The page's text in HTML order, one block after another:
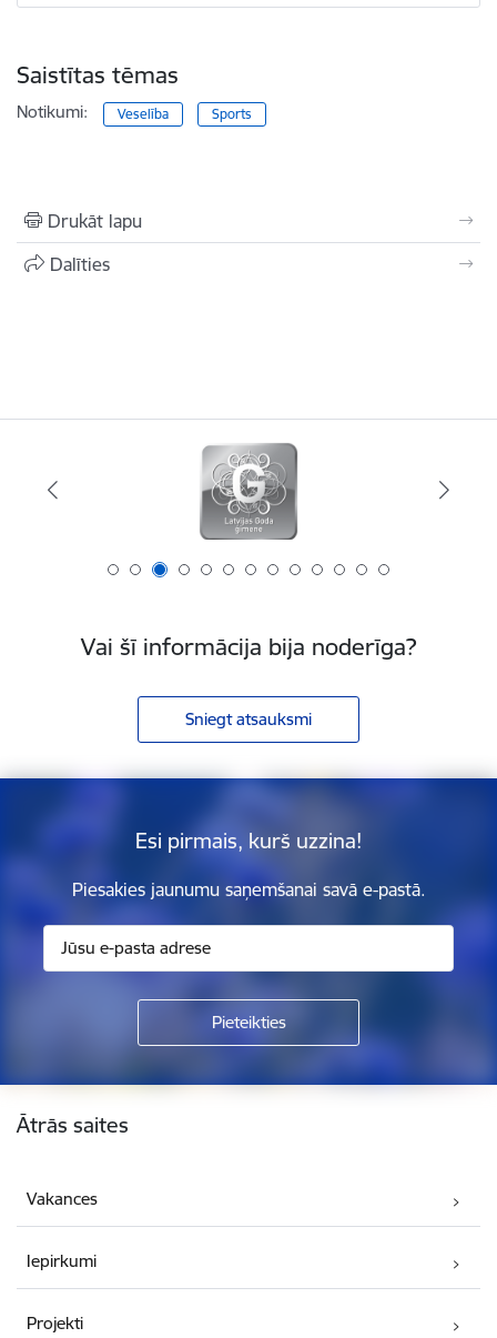
Saistītas tēmas
Notikumi: Veselība Sports
Drukāt lapu
Dalīties
Vai šī informācija bija noderīga?
Sniegt atsauksmi
Esi pirmais, kurš uzzina!
Piesakies jaunumu saņemšanai savā e-pastā.
Kājene
Ātrās saites
Vakances
Iepirkumi
Projekti